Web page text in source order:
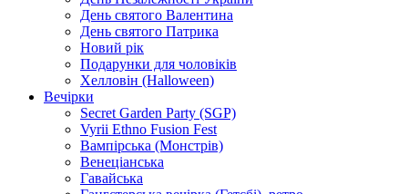
День святого Валентина
День святого Патрика
Новий рік
Подарунки для чоловіків
Хелловін (Halloween)
Вечірки
Secret Garden Party (SGP)
Vyrii Ethno Fusion Fest
Вампірська (Монстрів)
Венеціанська
Гавайська